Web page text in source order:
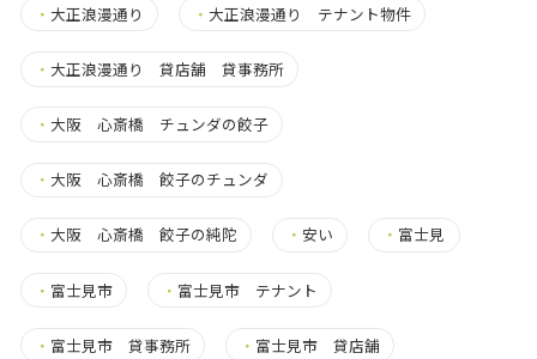
・ 大正浪漫通り ・ 大正浪漫通り テナント物件
・ 大正浪漫通り 貸店舗 貸事務所
・ 大阪 心斎橋 チュンダの餃子
・ 大阪 心斎橋 餃子のチュンダ
・ 大阪 心斎橋 餃子の純陀 ・安い ・ 富士見
・ 富士見市 ・ 富士見市 テナント
・ 富士見市 貸事務所 ・ 富士見市 貸店舗